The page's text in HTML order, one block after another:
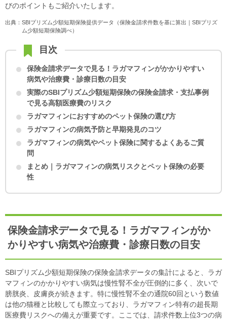
びのポイントもご紹介いたします。
出典：SBIプリズム少額短期保険提供データ（保険金請求件数を基に算出｜SBIプリズ
ム少額短期保険調べ）
目次
保険金請求データで見る！ ラガマフィンがかかりやすい
病気や治療費・診療日数の目安
実際のSBIプリズム少額短期保険の保険金請求・支払事例
で見る高額医療費のリスク
ラガマフィンにおすすめのペット保険の選び方
ラガマフィンの病気予防と早期発見のコツ
ラガマフィンの病気やペット保険に関するよくあるご質
問
まとめ｜ラガマフィンの病気リスクとペット保険の必要
性
保険金請求データで見る！ ラガマフィンがか
かりやすい病気や治療費・診療日数の目安
SBIプリズム少額短期保険の保険金請求データの集計によると、ラガ
マフィンのかかりやすい病気は慢性腎不全が圧倒的に多く、次いで
膀胱炎、皮膚炎が続きます。特に慢性腎不全の通院60回という数値
は他の猫種と比較しても際立っており、ラガマフィン特有の超長期
医療費リスクへの備えが重要です。ここでは、請求件数上位3つの病